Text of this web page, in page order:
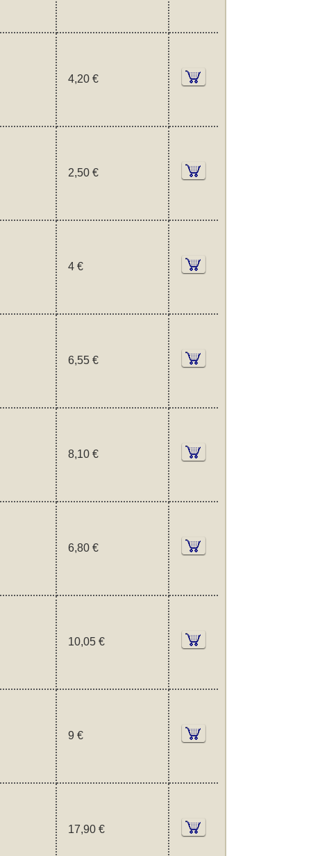
4,20 €
2,50 €
4 €
6,55 €
8,10 €
6,80 €
10,05 €
9 €
17,90 €